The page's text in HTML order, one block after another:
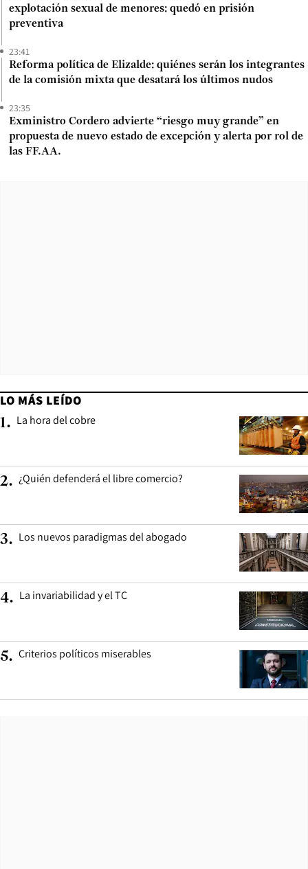
explotación sexual de menores: quedó en prisión
preventiva
23:41
Reforma política de Elizalde: quiénes serán los integrantes
de la comisión mixta que desatará los últimos nudos
23:35
Exministro Cordero advierte “riesgo muy grande” en
propuesta de nuevo estado de excepción y alerta por rol de
las FF.AA.
LO MÁS LEÍDO
1. La hora del cobre
2. ¿Quién defenderá el libre comercio?
3. Los nuevos paradigmas del abogado
4. La invariabilidad y el TC
5. Criterios políticos miserables